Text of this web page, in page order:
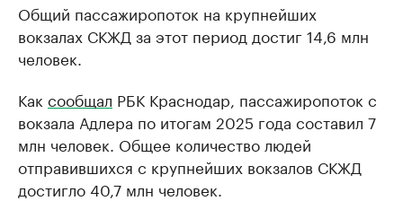
Общий пассажиропоток на крупнейших
вокзалах СКЖД за этот период достиг 14,6 млн
человек.
Как сообщал РБК Краснодар, пассажиропоток с
вокзала Адлера по итогам 2025 года составил 7
млн человек. Общее количество людей
отправившихся с крупнейших вокзалов СКЖД
достигло 40,7 млн человек.